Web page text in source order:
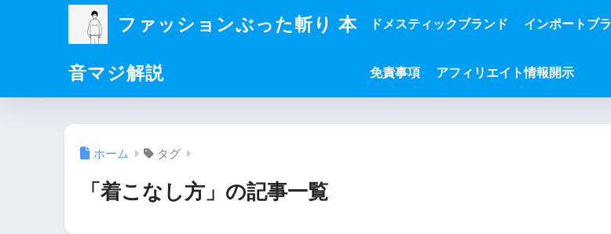
ファッションぶった斬り 本
音マジ解説
ドメスティックブランド インポートブ
免責事項 アフィリエイト情報開示
ホーム タグ
「着こなし方」の記事一覧